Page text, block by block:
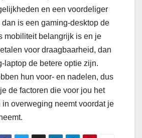
en een voordeliger
is een gaming-desktop de
mobiliteit belangrijk is en je
voor draagbaarheid, dan
laptop de betere optie zijn.
hun voor- en nadelen, dus
de factoren die voor jou het
in overweging neemt voordat je